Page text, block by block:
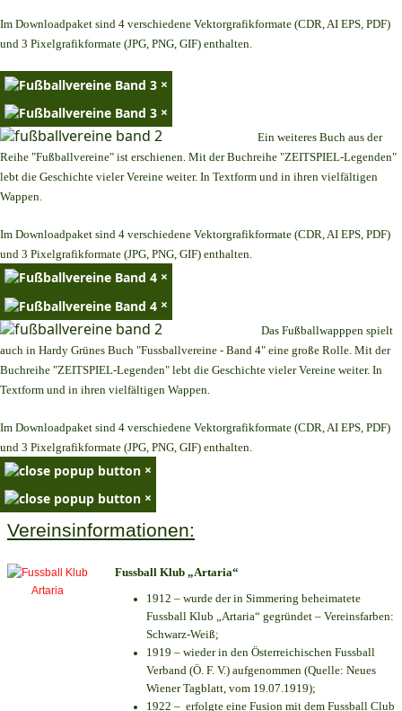
Im Downloadpaket sind 4 verschiedene Vektorgrafikformate (CDR, AI EPS, PDF)
und 3 Pixelgrafikformate (JPG, PNG, GIF) enthalten.
×
×
Ein weiteres Buch aus der
Reihe "Fußballvereine" ist erschienen. Mit der Buchreihe "ZEITSPIEL-Legenden"
lebt die Geschichte vieler Vereine weiter. In Textform und in ihren vielfältigen
Wappen.
Im Downloadpaket sind 4 verschiedene Vektorgrafikformate (CDR, AI EPS, PDF)
und 3 Pixelgrafikformate (JPG, PNG, GIF) enthalten.
×
×
Das Fußballwapppen spielt
auch in Hardy Grünes Buch "Fussballvereine - Band 4" eine große Rolle. Mit der
Buchreihe "ZEITSPIEL-Legenden" lebt die Geschichte vieler Vereine weiter. In
Textform und in ihren vielfältigen Wappen.
Im Downloadpaket sind 4 verschiedene Vektorgrafikformate (CDR, AI EPS, PDF)
und 3 Pixelgrafikformate (JPG, PNG, GIF) enthalten.
×
×
Vereinsinformationen:
Fussball Klub „Artaria“
1912 – wurde der in Simmering beheimatete
Fussball Klub „Artaria“ gegründet – Vereinsfarben:
Schwarz-Weiß;
1919 – wieder in den Österreichischen Fussball
Verband (Ö. F. V.) aufgenommen (Quelle: Neues
Wiener Tagblatt, vom 19.07.1919);
1922 – erfolgte eine Fusion mit dem Fussball Club